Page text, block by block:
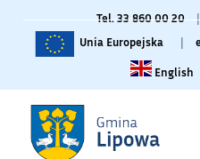
Tel. 33 860 00 20
Unia Europejska
|
ChangeEnglish